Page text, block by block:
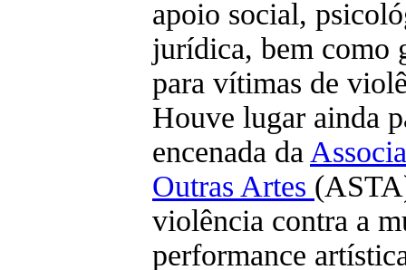
apoio social,
jurídica, bem como
para vítimas de
Houve lugar ainda
encenada da
Outras Artes
violência contra a
performance